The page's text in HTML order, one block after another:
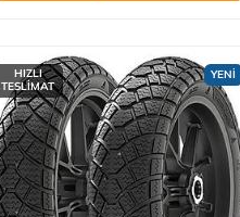
YENİ
HIZLI
TESLİMAT